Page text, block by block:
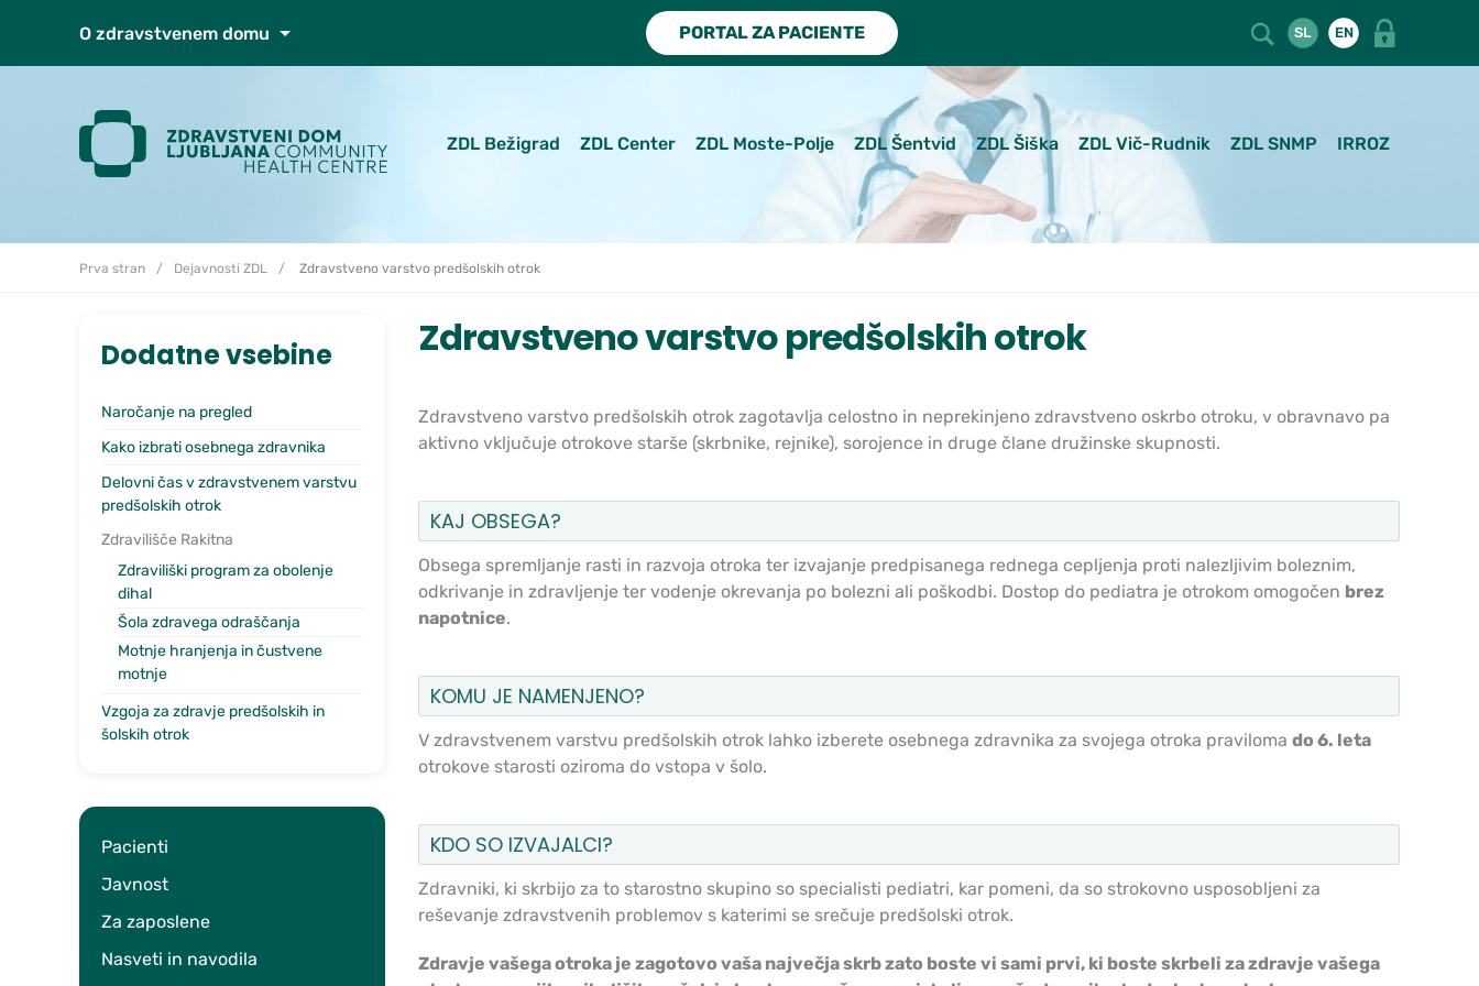
O zdravstvenem domu
PORTAL ZA PACIENTE SL EN
ZDL Bežigrad ZDL Center ZDL Moste-Polje ZDL Šentvid ZDL Šiška ZDL Vič-Rudnik ZDL SNMP IRROZ
Prva stran Dejavnosti ZDL Zdravstveno varstvo predšolskih otrok
Dodatne vsebine
Naročanje na pregled
Kako izbrati osebnega zdravnika
Delovni čas v zdravstvenem varstvu
predšolskih otrok
Zdravilišče Rakitna
Zdraviliški program za obolenje
dihal
Šola zdravega odraščanja
Motnje hranjenja in čustvene
motnje
Vzgoja za zdravje predšolskih in
šolskih otrok
Pacienti
Javnost
Za zaposlene
Nasveti in navodila
Zdravstveno varstvo predšolskih otrok
Zdravstveno varstvo predšolskih otrok zagotavlja celostno in neprekinjeno zdravstveno oskrbo otroku, v obravnavo pa
aktivno vključuje otrokove starše (skrbnike, rejnike), sorojence in druge člane družinske skupnosti.
KAJ OBSEGA?
Obsega spremljanje rasti in razvoja otroka ter izvajanje predpisanega rednega cepljenja proti nalezljivim boleznim,
odkrivanje in zdravljenje ter vodenje okrevanja po bolezni ali poškodbi. Dostop do pediatra je otrokom omogočen brez
napotnice.
KOMU JE NAMENJENO?
V zdravstvenem varstvu predšolskih otrok lahko izberete osebnega zdravnika za svojega otroka praviloma do 6. leta
otrokove starosti oziroma do vstopa v šolo.
KDO SO IZVAJALCI?
Zdravniki, ki skrbijo za to starostno skupino so specialisti pediatri, kar pomeni, da so strokovno usposobljeni za
reševanje zdravstvenih problemov s katerimi se srečuje predšolski otrok.
Zdravje vašega otroka je zagotovo vaša največja skrb zato boste vi sami prvi, ki boste skrbeli za zdravje vašega